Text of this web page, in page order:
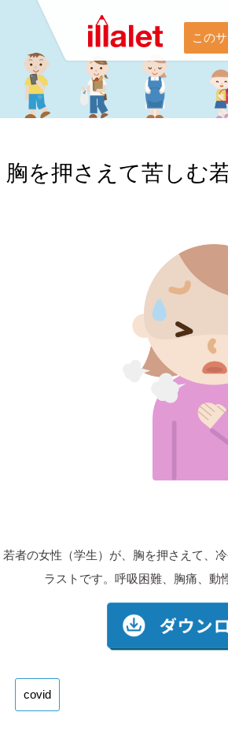
この
胸を押さえて苦しむ
若者の女性（学生）が、胸を押さえて、
ラストです。呼吸困難、胸痛、動
covid